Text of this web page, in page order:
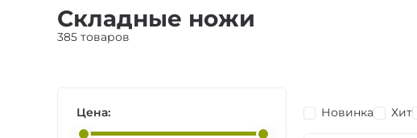
Мультитулы
Складные ножи
385 товаров
Новинка Хит
Цена: